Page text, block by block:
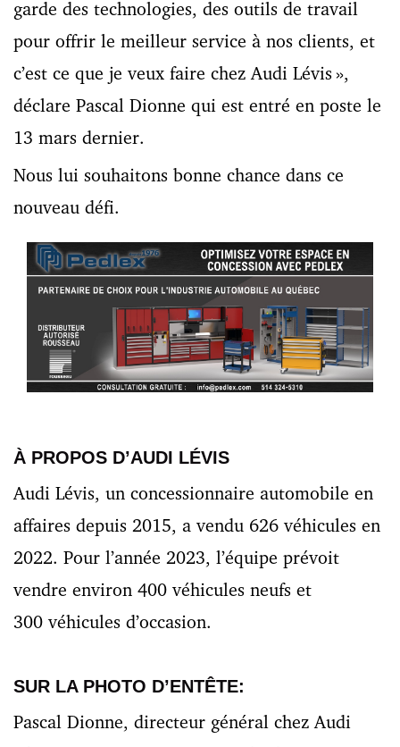
garde des technologies, des outils de travail
pour offrir le meilleur service à nos clients, et
c’est ce que je veux faire chez Audi Lévis »,
déclare Pascal Dionne qui est entré en poste le
13 mars dernier.
Nous lui souhaitons bonne chance dans ce
nouveau défi.
À PROPOS D’AUDI LÉVIS
Audi Lévis, un concessionnaire automobile en
affaires depuis 2015, a vendu 626 véhicules en
2022. Pour l’année 2023, l’équipe prévoit
vendre environ 400 véhicules neufs et
300 véhicules d’occasion.
SUR LA PHOTO D’ENTÊTE:
Pascal Dionne, directeur général chez Audi